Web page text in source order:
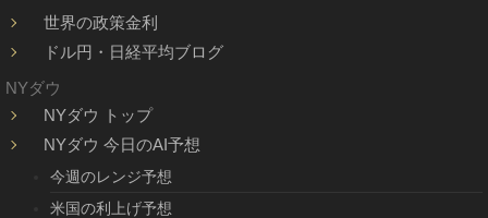
世界の政策金利
ドル円・日経平均ブログ
NYダウ
NYダウ トップ
NYダウ 今日のAI予想
今週のレンジ予想
米国の利上げ予想